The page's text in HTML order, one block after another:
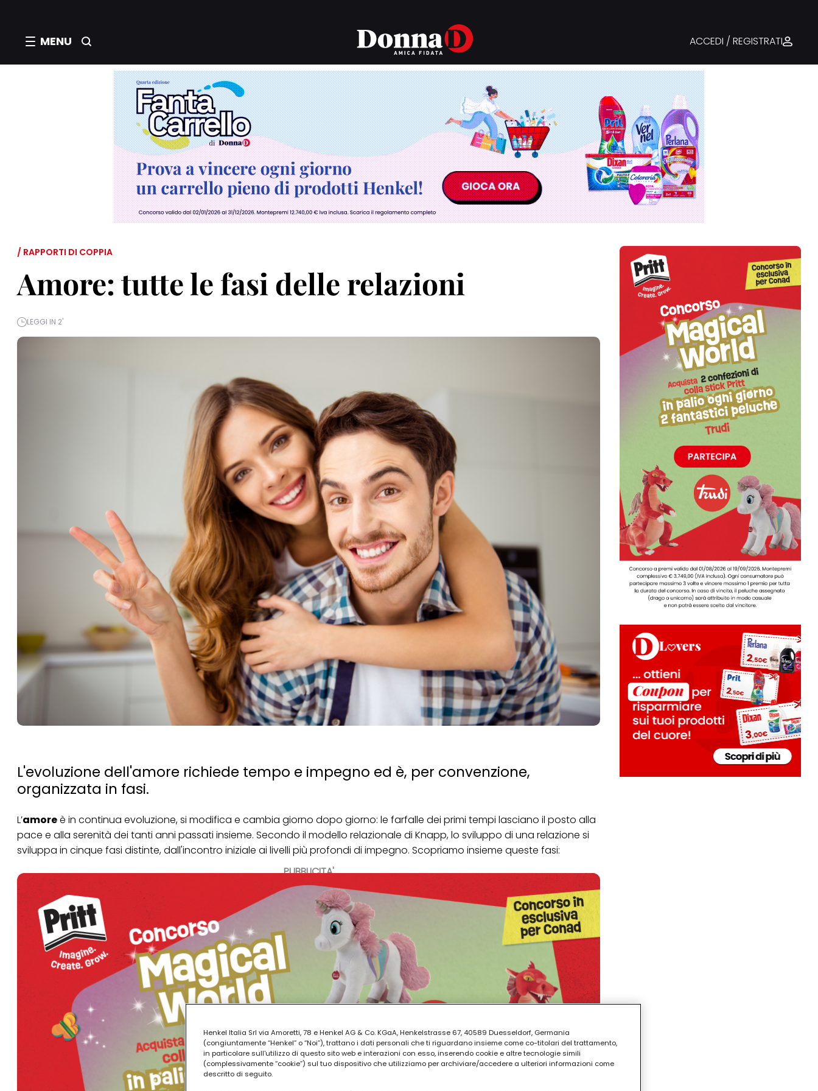
MENU ACCEDI / REGISTRATI
/ RAPPORTI DI COPPIA
Amore: tutte le fasi delle relazioni
LEGGI IN 2'
L'evoluzione dell'amore richiede tempo e impegno ed è, per convenzione,
organizzata in fasi.
PUBBLICITA'
L’amoreè in continua evoluzione, si modifica e cambia giorno dopo giorno: le farfalle dei primi tempi lasciano il posto alla
pace e alla serenità dei tanti anni passati insieme. Secondo il modello relazionale di Knapp, lo sviluppo di una relazione si
sviluppa in cinque fasi distinte, dall'incontro iniziale ai livelli più profondi di impegno. Scopriamo insieme queste fasi:
Henkel Italia Srl via Amoretti, 78 e Henkel AG & Co. KGaA, Henkelstrasse 67, 40589 Duesseldorf, Germania
(congiuntamente “Henkel” o “Noi”), trattano i dati personali che ti riguardano insieme come co-titolari del trattamento,
in particolare sull'utilizzo di questo sito web e interazioni con esso, inserendo cookie e altre tecnologie simili
(complessivamente “cookie”) sul tuo dispositivo che utilizziamo per archiviare/accedere a ulteriori informazioni come
descritto di seguito.